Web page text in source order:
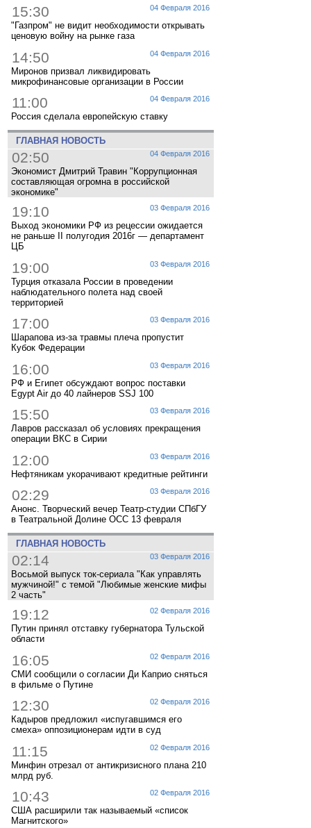
04 Февраля 2016
15:30
"Газпром" не видит необходимости открывать
ценовую войну на рынке газа
04 Февраля 2016
14:50
Миронов призвал ликвидировать
микрофинансовые организации в России
04 Февраля 2016
11:00
Россия сделала европейскую ставку
ГЛАВНАЯ НОВОСТЬ
04 Февраля 2016
02:50
Экономист Дмитрий Травин "Коррупционная
составляющая огромна в российской
экономике"
03 Февраля 2016
19:10
Выход экономики РФ из рецессии ожидается
не раньше II полугодия 2016г — департамент
ЦБ
03 Февраля 2016
19:00
Турция отказала России в проведении
наблюдательного полета над своей
территорией
03 Февраля 2016
17:00
Шарапова из-за травмы плеча пропустит
Кубок Федерации
03 Февраля 2016
16:00
РФ и Египет обсуждают вопрос поставки
Egypt Air до 40 лайнеров SSJ 100
03 Февраля 2016
15:50
Лавров рассказал об условиях прекращения
операции ВКС в Сирии
03 Февраля 2016
12:00
Нефтяникам укорачивают кредитные рейтинги
03 Февраля 2016
02:29
Анонс. Творческий вечер Театр-студии СПбГУ
в Театральной Долине ОСС 13 февраля
ГЛАВНАЯ НОВОСТЬ
03 Февраля 2016
02:14
Восьмой выпуск ток-сериала "Как управлять
мужчиной!" с темой "Любимые женские мифы
2 часть"
02 Февраля 2016
19:12
Путин принял отставку губернатора Тульской
области
02 Февраля 2016
16:05
СМИ сообщили о согласии Ди Каприо сняться
в фильме о Путине
02 Февраля 2016
12:30
Кадыров предложил «испугавшимся его
смеха» оппозиционерам идти в суд
02 Февраля 2016
11:15
Минфин отрезал от антикризисного плана 210
млрд руб.
02 Февраля 2016
10:43
США расширили так называемый «список
Магнитского»